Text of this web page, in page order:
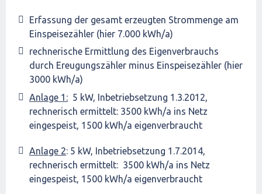
Erfassung der gesamt erzeugten Strommenge am
Einspeisezähler (hier 7.000 kWh/a)
rechnerische Ermittlung des Eigenverbrauchs
durch Ereugungszähler minus Einspeisezähler (hier
3000 kWh/a)
Anlage 1: 5 kW, Inbetriebsetzung 1.3.2012,
rechnerisch ermittelt: 3500 kWh/a ins Netz
eingespeist, 1500 kWh/a eigenverbraucht
Anlage 2: 5 kW, Inbetriebsetzung 1.7.2014,
rechnerisch ermittelt: 3500 kWh/a ins Netz
eingespeist, 1500 kWh/a eigenverbraucht